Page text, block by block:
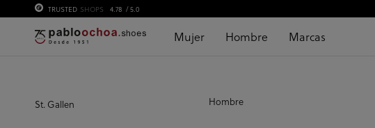
TRUSTED SHOPS 4.78 / 5.0
Mujer Hombre Marcas
St. Gallen Hombre